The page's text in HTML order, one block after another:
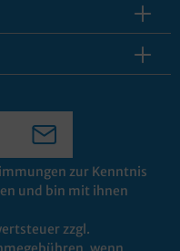
zur Kenntnis
und bin mit ihnen
zzgl.